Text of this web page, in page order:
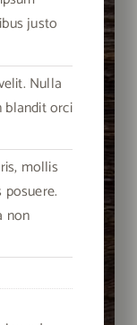
justo
Nulla
blandit orci
mollis
non